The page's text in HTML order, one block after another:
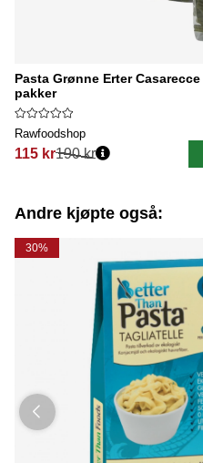
Pasta Grønne Erter
pakker
Rawfoodshop
115 kr
Vanlig pris:
190 kr
Andre kjøpte også:
30%